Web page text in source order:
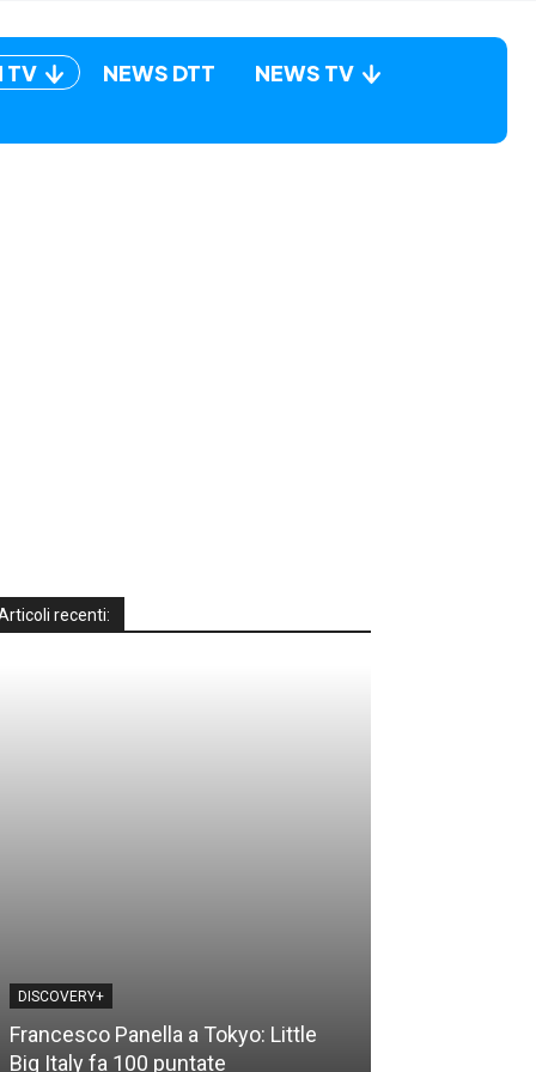
TV NEWS DTT
NEWS TV
recenti:
DISCOVERY+
Francesco Panella a Tokyo: Little
Big Italy fa 100 puntate